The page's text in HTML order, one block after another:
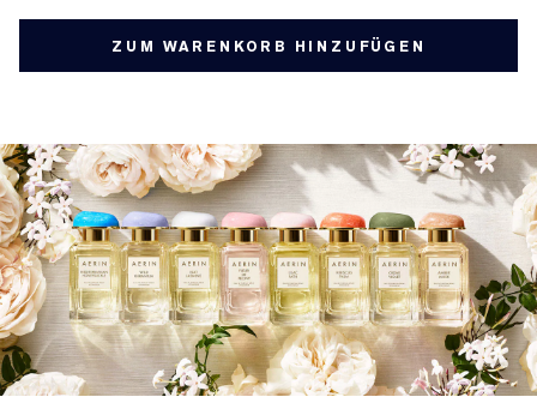
ZUM WARENKORB HINZUFÜGEN